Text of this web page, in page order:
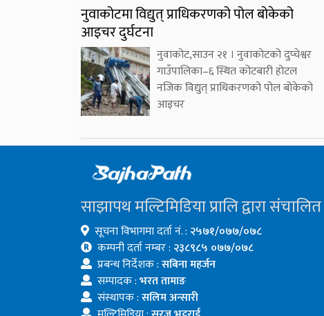
नुवाकोटमा विद्युत् प्राधिकरणको पोल बोकेको
आइचर दुर्घटना
नुवाकोट,साउन २१ । नुवाकोटको दुप्चेश्वर
गाउँपालिका–६ स्थित कोटबारी होटल
नजिक विद्युत् प्राधिकरणको पोल बोकेको
आइचर
साझापथ मल्टिमिडिया प्रालि द्वारा संचालित
सूचना विभागमा दर्ता नं. : २५७१/०७७/०७८
कम्पनी दर्ता नम्बर : २३८९८५ ०७७/०७८
प्रबन्ध निर्देशक :सबिना महर्जन
सम्पादक :भरत तामाङ
संस्थापक :सलिम अन्सारी